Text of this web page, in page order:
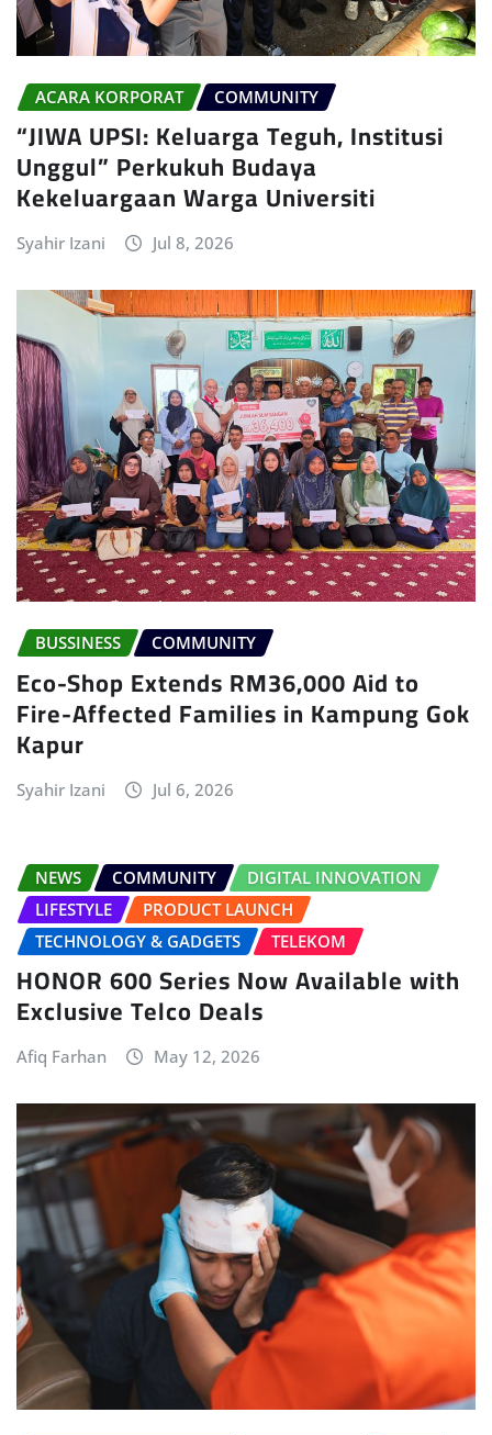
ACARA KORPORAT COMMUNITY
“JIWA UPSI: Keluarga Teguh, Institusi
Unggul” Perkukuh Budaya
Kekeluargaan Warga Universiti
Syahir Izani Jul 8, 2026
BUSSINESS COMMUNITY
Eco-Shop Extends RM36,000 Aid to
Fire-Affected Families in Kampung Gok
Kapur
Syahir Izani Jul 6, 2026
NEWS COMMUNITY
DIGITAL INNOVATION
LIFESTYLE
PRODUCT LAUNCH
TECHNOLOGY & GADGETS
TELEKOM
HONOR 600 Series Now Available with
Exclusive Telco Deals
Afiq Farhan May 12, 2026